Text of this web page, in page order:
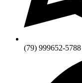
(79) 999652-5788